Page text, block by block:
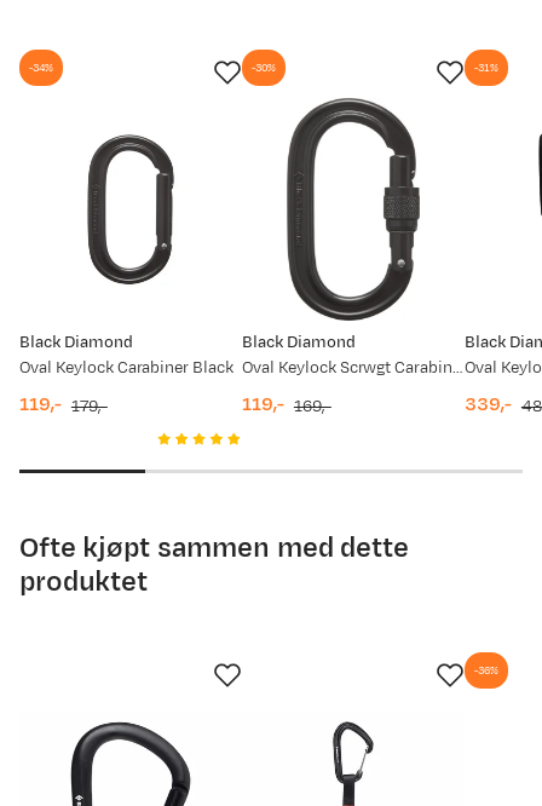
Black Diamond
Oval Keylock Carabiner Black
-34%
119,- 179,-
Black Diamond
Oval Keylock Scrwgt Carabiner Black
-30%
119,- 169,-
Black
-31%
339,-
Ofte kjøpt sammen med dette
produktet
-36%